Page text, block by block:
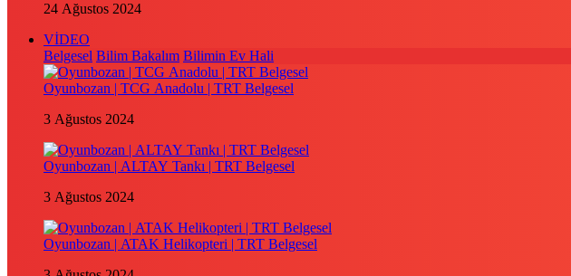
24 Ağustos 2024
VİDEO
Belgesel Bilim Bakalım Bilimin Ev Hali
Oyunbozan | TCG Anadolu | TRT Belgesel
3 Ağustos 2024
Oyunbozan | ALTAY Tankı | TRT Belgesel
3 Ağustos 2024
Oyunbozan | ATAK Helikopteri | TRT Belgesel